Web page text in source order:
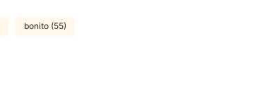
bonito (55)